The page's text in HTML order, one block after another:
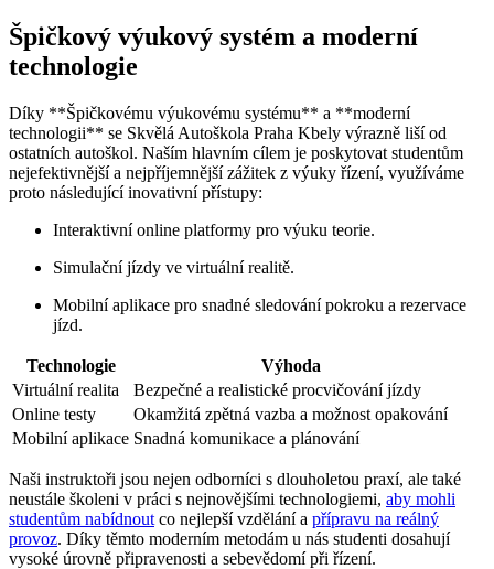
Špičkový výukový systém a moderní
technologie
Díky **Špičkovému výukovému systému** a **moderní
technologii** se Skvělá Autoškola Praha Kbely výrazně liší od
ostatních autoškol. Naším hlavním cílem je poskytovat studentům
nejefektivnější a nejpříjemnější zážitek z výuky řízení, využíváme
proto následující inovativní přístupy:
Interaktivní online platformy pro výuku teorie.
Simulační jízdy ve virtuální realitě.
Mobilní aplikace pro snadné sledování pokroku a rezervace
jízd.
Technologie
Výhoda
Virtuální realita
Bezpečné a realistické procvičování jízdy
Online testy
Okamžitá zpětná vazba a možnost opakování
Mobilní aplikace Snadná komunikace a plánování
Naši instruktoři jsou nejen odborníci s dlouholetou praxí, ale také
neustále školeni v práci s nejnovějšími technologiemi, aby mohli
studentům nabídnout co nejlepší vzdělání a přípravu na reálný
provoz. Díky těmto moderním metodám u nás studenti dosahují
vysoké úrovně připravenosti a sebevědomí při řízení.